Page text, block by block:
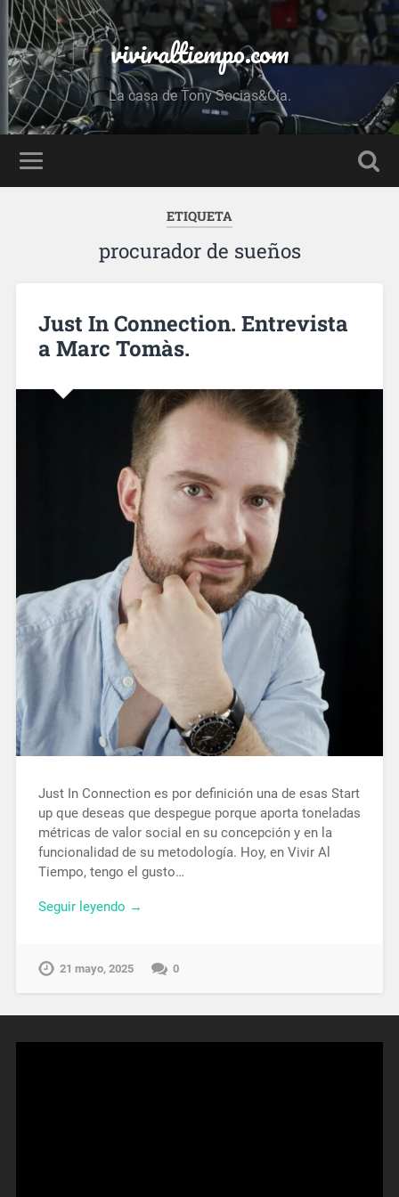
viviraltiempo.com
La casa de Tony Socias&Cía.
ETIQUETA
procurador de sueños
Just In Connection. Entrevista
a Marc Tomàs.
Just In Connection es por definición una de esas Start
up que deseas que despegue porque aporta toneladas
métricas de valor social en su concepción y en la
funcionalidad de su metodología. Hoy, en Vivir Al
Tiempo, tengo el gusto…
Seguir leyendo →
21 mayo, 2025 0